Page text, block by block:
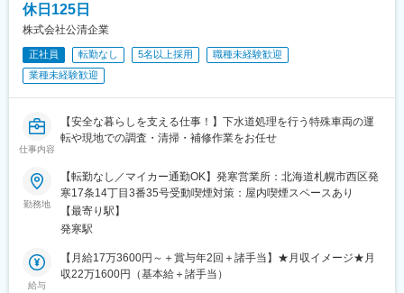
休日125日
株式会社公清企業
正社員 転勤なし 5名以上採用
職種未経験歓迎
業種未経験歓迎
仕事内容
【安全な暮らしを支える仕事！】下水道処理を行う特殊車両の運
転や現地での調査・清掃・補修作業をお任せ
勤務地
【転勤なし／マイカー通勤OK】発寒営業所：北海道札幌市西区発
寒17条14丁目3番35号受動喫煙対策：屋内喫煙スペースあり
【最寄り駅】
発寒駅
給与
【月給17万3600円～＋賞与年2回＋諸手当】★月収イメージ★月
収22万1600円（基本給＋諸手当）